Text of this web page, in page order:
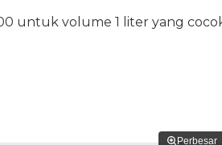
untuk volume 1 liter yang
Perbesar